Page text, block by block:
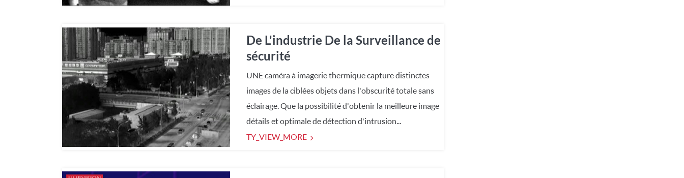
De L'industrie De la Surveillance de
sécurité
UNE caméra à imagerie thermique capture distinctes
images de la ciblées objets dans l'obscurité totale sans
éclairage. Que la possibilité d'obtenir la meilleure image
détails et optimale de détection d'intrusion...
TY_VIEW_MORE